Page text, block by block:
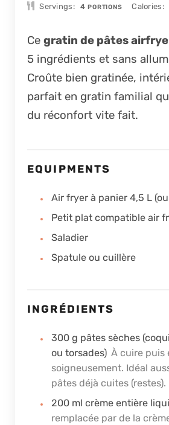
Servings 4 PORTIONS Calories
Ce gratin de pâtes
5 ingrédients et sans
Croûte bien gratinée,
parfait en gratin familial
du réconfort vite fait.
EQUIPMENTS
Air fryer à panier 4,5 L
Petit plat compatible air
Saladier
Spatule ou cuillère
INGRÉDIENTS
300 g pâtes sèches
ou torsades) À cuire puis
soigneusement. Idéal
pâtes déjà cuites (restes).
200 ml crème entière
remplacée par de la